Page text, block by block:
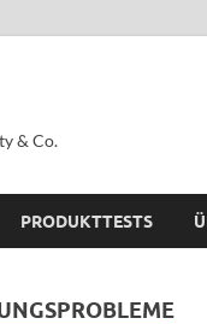
& Co.
PRODUKTTESTS